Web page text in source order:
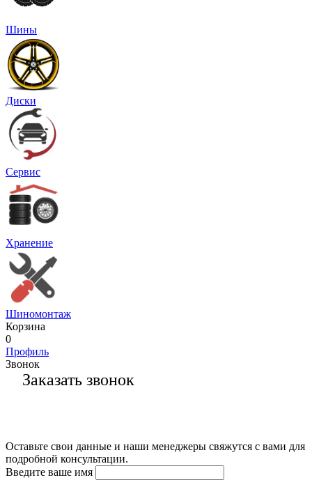
Шины
Диски
Сервис
Хранение
Шиномонтаж
Корзина
0
Профиль
Звонок
Заказать звонок
Оставьте свои данные и наши менеджеры свяжутся с вами для
подробной консультации.
Введите ваше имя